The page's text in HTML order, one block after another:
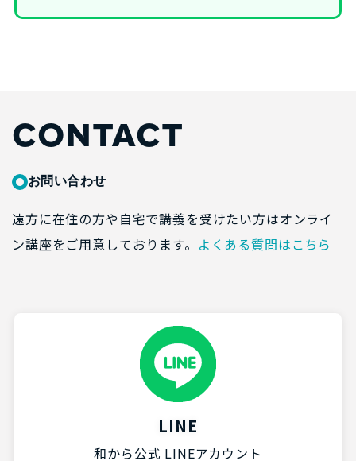
CONTACT
お問い合わせ
遠方に在住の方や自宅で講義を受けたい方はオンライ
ン講座をご用意しております。 よくある質問はこちら
LINE
和から公式 LINEアカウント